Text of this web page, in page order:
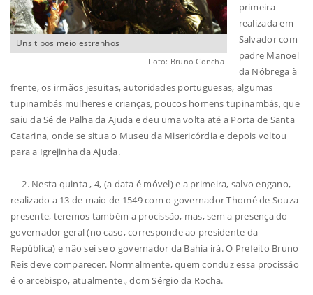
Uns tipos meio estranhos
Foto: Bruno Concha
primeira
realizada em
Salvador com
padre Manoel
da Nóbrega à
frente, os irmãos jesuitas, autoridades portuguesas, algumas
tupinambás mulheres e crianças, poucos homens tupinambás, que
saiu da Sé de Palha da Ajuda e deu uma volta até a Porta de Santa
Catarina, onde se situa o Museu da Misericórdia e depois voltou
para a Igrejinha da Ajuda.
2. Nesta quinta , 4, (a data é móvel) e a primeira, salvo engano,
realizado a 13 de maio de 1549 com o governador Thomé de Souza
presente, teremos também a procissão, mas, sem a presença do
governador geral (no caso, corresponde ao presidente da
República) e não sei se o governador da Bahia irá. O Prefeito Bruno
Reis deve comparecer. Normalmente, quem conduz essa procissão
é o arcebispo, atualmente., dom Sérgio da Rocha.